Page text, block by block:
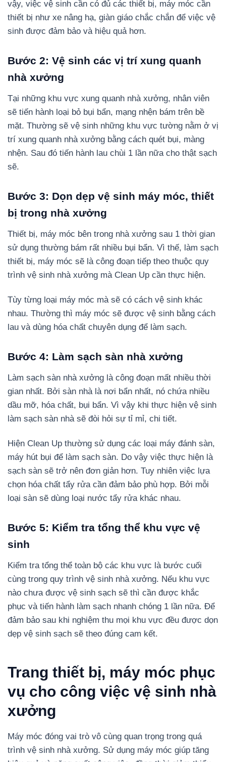
vậy, việc vệ sinh cần có đủ các thiết bị, máy móc cần
thiết bị như xe nâng hạ, giàn giáo chắc chắn để việc vệ
sinh được đảm bảo và hiệu quả hơn.
Bước 2: Vệ sinh các vị trí xung quanh
nhà xưởng
Tại những khu vực xung quanh nhà xưởng, nhân viên
sẽ tiến hành loại bỏ bụi bẩn, mạng nhện bám trên bề
mặt. Thường sẽ vệ sinh những khu vực tường nằm ở vị
trí xung quanh nhà xưởng bằng cách quét bụi, màng
nhện. Sau đó tiến hành lau chùi 1 lần nữa cho thật sạch
sẽ.
Bước 3: Dọn dẹp vệ sinh máy móc, thiết
bị trong nhà xưởng
Thiết bị, máy móc bên trong nhà xưởng sau 1 thời gian
sử dụng thường bám rất nhiều bụi bẩn. Vì thế, làm sạch
thiết bị, máy móc sẽ là công đoạn tiếp theo thuộc quy
trình vệ sinh nhà xưởng mà Clean Up cần thực hiện.
Tùy từng loại máy móc mà sẽ có cách vệ sinh khác
nhau. Thường thì máy móc sẽ được vệ sinh bằng cách
lau và dùng hóa chất chuyên dụng để làm sạch.
Bước 4: Làm sạch sàn nhà xưởng
Làm sạch sàn nhà xưởng là công đoạn mất nhiều thời
gian nhất. Bởi sàn nhà là nơi bẩn nhất, nó chứa nhiều
dầu mỡ, hóa chất, bụi bẩn. Vì vậy khi thực hiện vệ sinh
làm sạch sàn nhà sẽ đòi hỏi sự tỉ mỉ, chi tiết.
Hiện Clean Up thường sử dụng các loại máy đánh sàn,
máy hút bụi để làm sạch sàn. Do vậy việc thực hiện là
sạch sàn sẽ trở nên đơn giản hơn. Tuy nhiên việc lựa
chọn hóa chất tẩy rửa cần đảm bảo phù hợp. Bởi mỗi
loại sàn sẽ dùng loại nước tẩy rửa khác nhau.
Bước 5: Kiểm tra tổng thể khu vực vệ
sinh
Kiểm tra tổng thể toàn bộ các khu vực là bước cuối
cùng trong quy trình vệ sinh nhà xưởng. Nếu khu vực
nào chưa được vệ sinh sạch sẽ thì cần được khắc
phục và tiến hành làm sạch nhanh chóng 1 lần nữa. Để
đảm bảo sau khi nghiệm thu mọi khu vực đều được dọn
dẹp vệ sinh sạch sẽ theo đúng cam kết.
Trang thiết bị, máy móc phục
vụ cho công việc vệ sinh nhà
xưởng
Máy móc đóng vai trò vô cùng quan trọng trong quá
trình vệ sinh nhà xưởng. Sử dụng máy móc giúp tăng